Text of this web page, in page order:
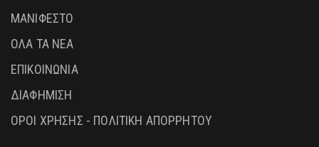
ΜΑΝΙΦΕΣΤΟ
ΟΛΑ ΤΑ ΝΕΑ
ΕΠΙΚΟΙΝΩΝΙΑ
ΔΙΑΦΗΜΙΣΗ
ΟΡΟΙ ΧΡΗΣΗΣ - ΠΟΛΙΤΙΚΗ ΑΠΟΡΡΗΤΟΥ